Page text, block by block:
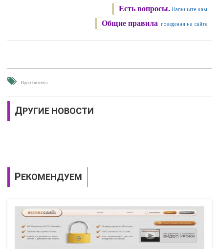
Есть вопросы. Напишите нам.
Общие правила поведения на сайте.
Идеи бизнеса
ДРУГИЕ НОВОСТИ
РЕКОМЕНДУЕМ